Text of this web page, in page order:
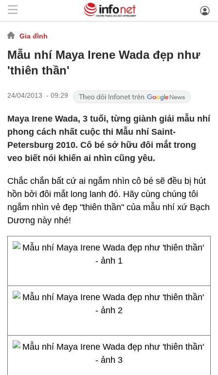
Gia đình
Mẫu nhí Maya Irene Wada đẹp như
'thiên thần'
24/04/2013 - 09:29
Maya Irene Wada, 3 tuổi, từng giành giải mẫu nhí
phong cách nhất cuộc thi Mẫu nhí Saint-
Petersburg 2010. Cô bé sở hữu đôi mắt trong
veo biết nói khiến ai nhìn cũng yêu.
Chắc chắn bất cứ ai ngắm nhìn cô bé sẽ đều bị hút
hồn bởi đôi mắt long lanh đó. Hãy cùng chúng tôi
ngắm nhìn vẻ đẹp "thiên thần" của mẫu nhí xứ Bạch
Dương này nhé!